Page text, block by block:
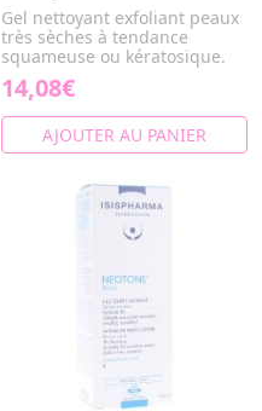
Gel nettoyant exfoliant peaux
très sèches à tendance
squameuse ou kératosique.
14,08€
AJOUTER AU PANIER